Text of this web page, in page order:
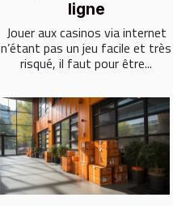
ligne
Jouer aux casinos via internet
n’étant pas un jeu facile et très
risqué, il faut pour être...